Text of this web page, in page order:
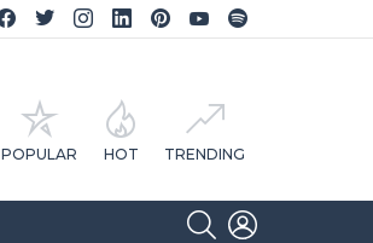
Facebook CA Notícias
Twitter CA Notícias
Instagram CA Notícias
Linkedin CA Notícias
Pinterest CA Notícias
YouTube CA Notícias
POPULAR HOT TRENDING
SEARCH